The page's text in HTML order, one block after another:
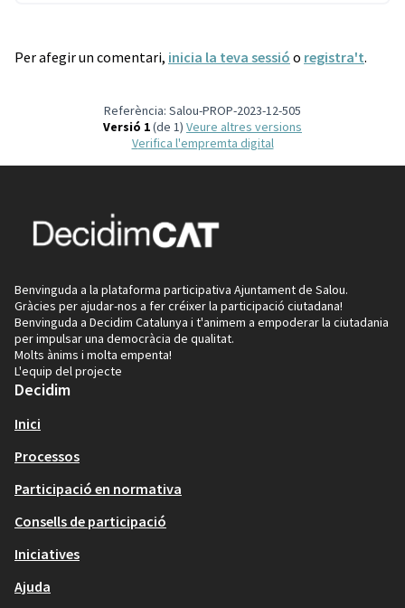
Per afegir un comentari, inicia la teva sessió o registra't.
Referència: Salou-PROP-2023-12-505
Versió 1(de 1)
veure altres versions
Verifica l'empremta digital
Benvinguda a la plataforma participativa Ajuntament de Salou.
Gràcies per ajudar-nos a fer créixer la participació ciutadana!
Benvinguda a Decidim Catalunya i t'animem a empoderar la ciutadania
per impulsar una democràcia de qualitat.
Molts ànims i molta empenta!
L'equip del projecte
Decidim
Inici
Processos
Participació en normativa
Consells de participació
Iniciatives
Ajuda